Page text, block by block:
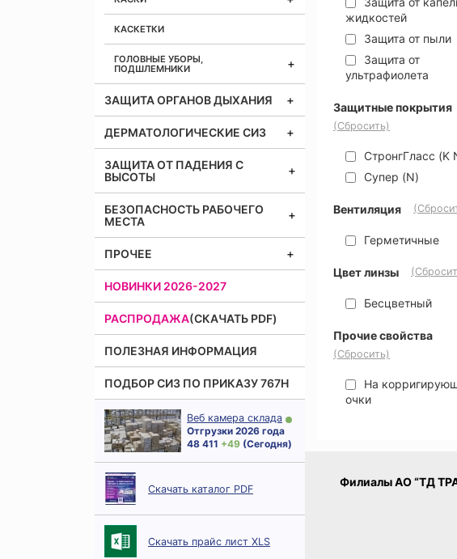
КАСКЕТКИ
ГОЛОВНЫЕ УБОРЫ,
ПОДШЛЕМНИКИ
ЗАЩИТА ОРГАНОВ ДЫХАНИЯ
ДЕРМАТОЛОГИЧЕСКИЕ СИЗ
ЗАЩИТА ОТ ПАДЕНИЯ С
ВЫСОТЫ
БЕЗОПАСНОСТЬ РАБОЧЕГО
МЕСТА
ПРОЧЕЕ
НОВИНКИ 2026-2027
РАСПРОДАЖА(СКАЧАТЬ PDF)
ПОЛЕЗНАЯ ИНФОРМАЦИЯ
ПОДБОР СИЗ ПО ПРИКАЗУ 767Н
Веб камера склада
Отгрузки 2026 года
48 411 + 49 (Сегодня)
Скачать каталог PDF
Скачать прайс лист XLS
жидкостей
Защита от пыли
Защита от
ультрафиолета
Защитные покрытия
(Сбросить)
СтронгГласс (K
Супер (N)
Вентиляция
Герметичные
Цвет линзы
Бесцветный
Прочие свойства
(Сбросить)
На
очки
Филиалы АО “ТД